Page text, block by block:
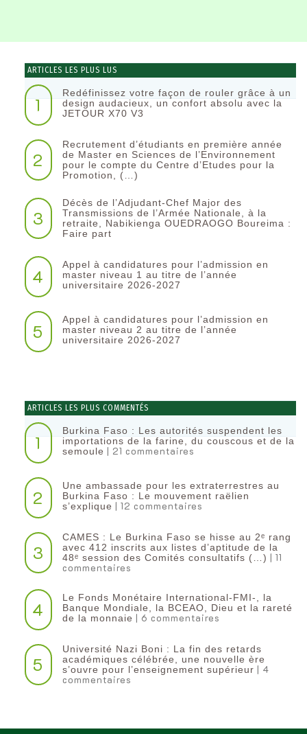
ARTICLES LES PLUS LUS
1
Redéfinissez votre façon de rouler grâce à un
design audacieux, un confort absolu avec la
JETOUR X70 V3
2
Recrutement d’étudiants en première année
de Master en Sciences de l’Environnement
pour le compte du Centre d’Etudes pour la
Promotion, (…)
3
Décès de l’Adjudant-Chef Major des
Transmissions de l’Armée Nationale, à la
retraite, Nabikienga OUEDRAOGO Boureima :
Faire part
4
Appel à candidatures pour l’admission en
master niveau 1 au titre de l’année
universitaire 2026-2027
5
Appel à candidatures pour l’admission en
master niveau 2 au titre de l’année
universitaire 2026-2027
ARTICLES LES PLUS COMMENTÉS
1
Burkina Faso : Les autorités suspendent les
importations de la farine, du couscous et de la
semoule | 21 commentaires
2
Une ambassade pour les extraterrestres au
Burkina Faso : Le mouvement raëlien
s’explique | 12 commentaires
3
CAMES : Le Burkina Faso se hisse au 2ᵉ rang
avec 412 inscrits aux listes d’aptitude de la
48ᵉ session des Comités consultatifs (…) | 11
commentaires
4
Le Fonds Monétaire International-FMI-, la
Banque Mondiale, la BCEAO, Dieu et la rareté
de la monnaie | 6 commentaires
5
Université Nazi Boni : La fin des retards
académiques célébrée, une nouvelle ère
s’ouvre pour l’enseignement supérieur | 4
commentaires